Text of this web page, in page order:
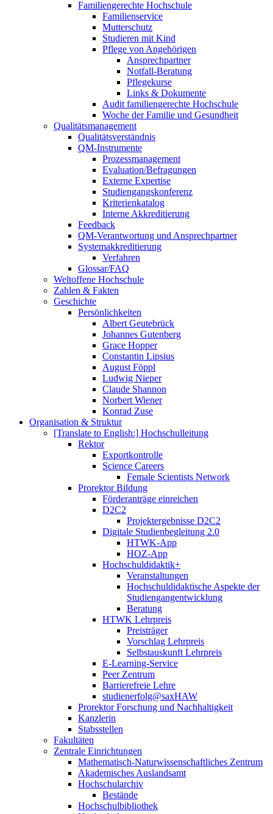
Familiengerechte Hochschule
Familienservice
Mutterschutz
Studieren mit Kind
Pflege von Angehörigen
Ansprechpartner
Notfall-Beratung
Pflegekurse
Links & Dokumente
Audit familiengerechte Hochschule
Woche der Familie und Gesundheit
Qualitätsmanagement
Qualitätsverständnis
QM-Instrumente
Prozessmanagement
Evaluation/Befragungen
Externe Expertise
Studiengangskonferenz
Kriterienkatalog
Interne Akkreditierung
Feedback
QM-Verantwortung und Ansprechpartner
Systemakkreditierung
Verfahren
Glossar/FAQ
Weltoffene Hochschule
Zahlen & Fakten
Geschichte
Persönlichkeiten
Albert Geutebrück
Johannes Gutenberg
Grace Hopper
Constantin Lipsius
August Föppl
Ludwig Nieper
Claude Shannon
Norbert Wiener
Konrad Zuse
Organisation & Struktur
[Translate to English:] Hochschulleitung
Rektor
Exportkontrolle
Science Careers
Female Scientists Network
Prorektor Bildung
Förderanträge einreichen
D2C2
Projektergebnisse D2C2
Digitale Studienbegleitung 2.0
HTWK-App
HOZ-App
Hochschuldidaktik+
Veranstaltungen
Hochschuldidaktische Aspekte der
Studiengangentwicklung
Beratung
HTWK Lehrpreis
Preisträger
Vorschlag Lehrpreis
Selbstauskunft Lehrpreis
E-Learning-Service
Peer Zentrum
Barrierefreie Lehre
studienerfolg@saxHAW
Prorektor Forschung und Nachhaltigkeit
Kanzlerin
Stabsstellen
Fakultäten
Zentrale Einrichtungen
Mathematisch-Naturwissenschaftliches Zentrum
Akademisches Auslandsamt
Hochschularchiv
Bestände
Hochschulbibliothek